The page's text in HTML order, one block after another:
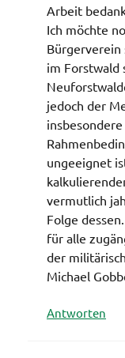
Arbeit
Ich möchte
Bürgerverein
im Forstwald
jedoch der
ungeeignet
vermutlich
Folge
für alle
der
Michael
Antworten